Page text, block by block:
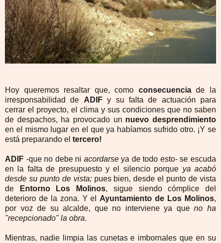
Hoy queremos resaltar que, como consecuenciade la
irresponsabilidad de ADIFy su falta de actuación para
cerrar el proyecto, el clima y sus condiciones que no saben
de despachos, ha provocado un nuevo desprendimiento
en el mismo lugar en el que ya habíamos sufrido otro. ¡Y se
está preparando el tercero!
ADIF -que no debe ni acordarseya de todo esto- se escuda
en la falta de presupuesto y el silencio porque ya acabó
desde su punto de vista;pues bien, desde el punto de vista
de
Entorno Los Molinos, sigue siendo cómplice del
deterioro de la zona. Y elAyuntamiento de Los Molinos,
por voz de su alcalde, que no interviene ya queno ha
"recepcionado" la obra.
Mientras, nadie limpia las cunetas e imbornales que en su